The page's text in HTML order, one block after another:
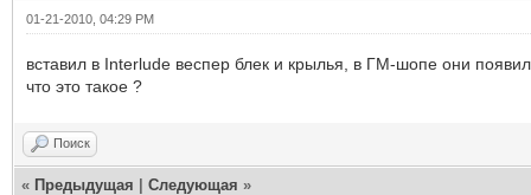
01-21-2010, 04:29 PM
вставил в Interlude веспер блек и крылья, в ГМ-шопе они
что это такое ?
Поиск
« Предыдущая Следующая »